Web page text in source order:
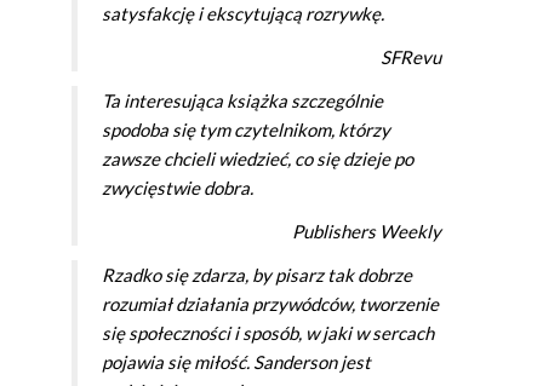
satysfakcję i ekscytującą rozrywkę.
SFRevu
Ta interesująca książka szczególnie
spodoba się tym czytelnikom, którzy
zawsze chcieli wiedzieć, co się dzieje po
zwycięstwie dobra.
Publishers Weekly
Rzadko się zdarza, by pisarz tak dobrze
rozumiał działania przywódców, tworzenie
się społeczności i sposób, w jaki w sercach
pojawia się miłość. Sanderson jest